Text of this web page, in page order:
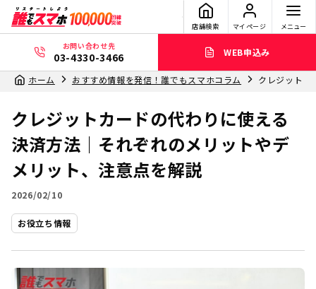
店舗検索 マイページ メニュー
お問い合わせ先
03-4330-3466 WEB申込み
ホーム おすすめ情報を発信！誰でもスマホコラム クレジットカ
クレジットカードの代わりに使える
決済方法｜それぞれのメリットやデ
メリット、注意点を解説
2026/02/10
お役立ち情報